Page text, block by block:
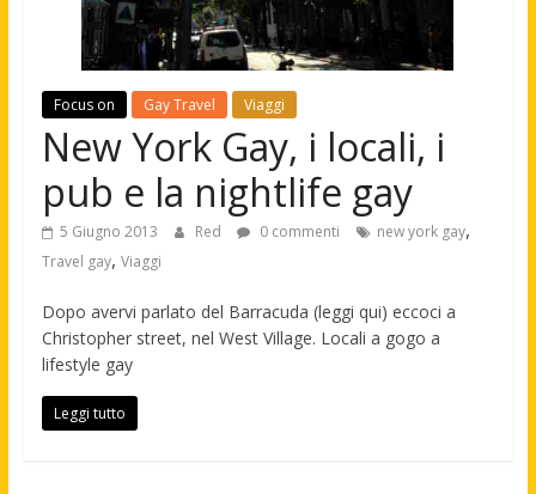
Focus on Gay Travel Viaggi
New York Gay, i locali, i
pub e la nightlife gay
5 Giugno 2013 Red 0 commenti new york gay,
Travel gay, Viaggi
Dopo avervi parlato del Barracuda (leggi qui) eccoci a
Christopher street, nel West Village. Locali a gogo a
lifestyle gay
Leggi tutto